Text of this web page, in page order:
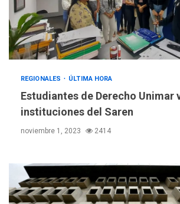
REGIONALES ÚLTIMA HORA
Estudiantes de Derecho Unimar
instituciones del Saren
noviembre 1, 2023 2414